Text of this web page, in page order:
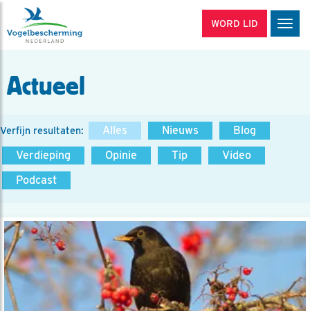
WORD LID
Actueel
Verfijn resultaten: Alles Nieuws
Blog
Verdieping
Opinie Tip
Video
Podcast